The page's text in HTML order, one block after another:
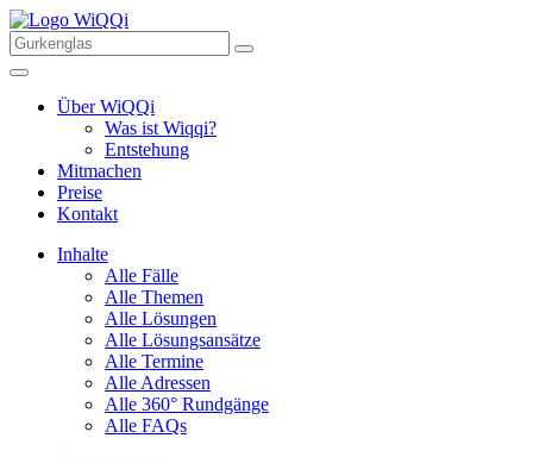
Über WiQQi
Was ist Wiqqi?
Entstehung
Mitmachen
Preise
Kontakt
Inhalte
Alle Fälle
Alle Themen
Alle Lösungen
Alle Lösungsansätze
Alle Termine
Alle Adressen
Alle 360° Rundgänge
Alle FAQs